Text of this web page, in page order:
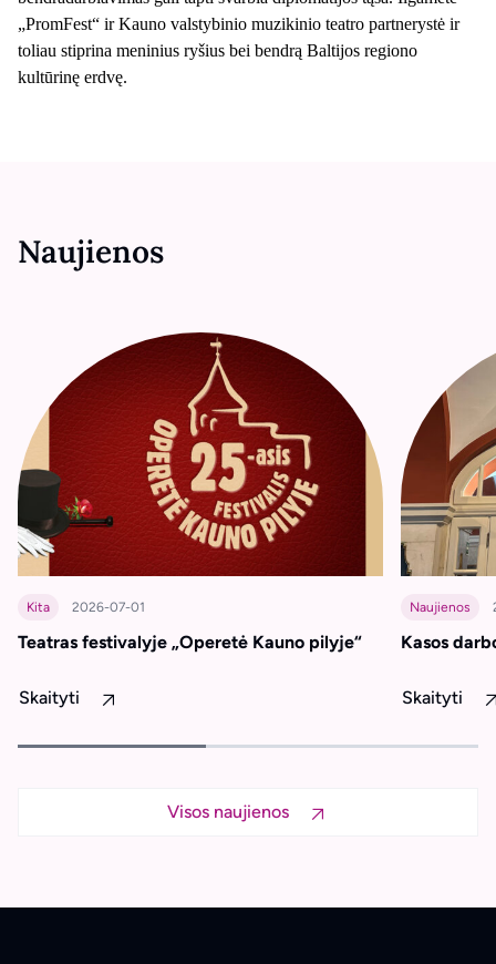
„PromFest“ ir Kauno valstybinio muzikinio teatro partnerystė ir
toliau stiprina meninius ryšius bei bendrą Baltijos regiono
kultūrinę erdvę.
Naujienos
Visos naujienos
Kita 2026-07-01
Teatras festivalyje „Operetė Kauno pilyje“
Skaityti
Naujienos
Kasos
Skaityti